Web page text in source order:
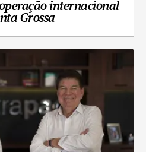
internacional
Grossa